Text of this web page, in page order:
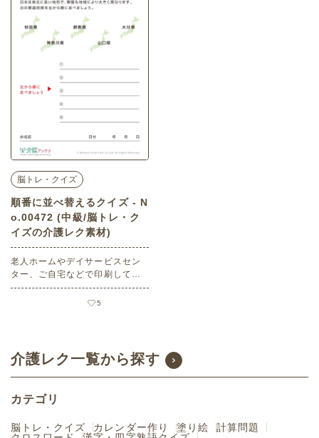
脳トレ・クイズ
順番に並べ替えるクイズ - N
o.00472 (中級/脳トレ・ク
イズの介護レク素材)
老人ホームやデイサービスセン
ター、ご自宅などで印刷してお
使いいただける無料の高齢者向
け介護レク素材（脳トレ・クイ
5
介護レク一覧から探す
カテゴリ
脳トレ・クイズ カレンダー作り 塗り絵
計算問題